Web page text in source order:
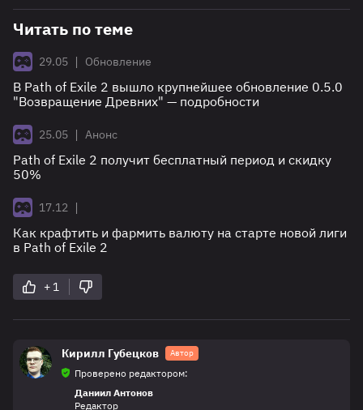
Читать по теме
29.05 | Обновление
В Path of Exile 2 вышло крупнейшее обновление 0.5.0
"Возвращение Древних" — подробности
25.05 | Анонс
Path of Exile 2 получит бесплатный период и скидку
50%
17.12 |
Как крафтить и фармить валюту на старте новой лиги
в Path of Exile 2
+ 1
Кирилл Губецков Автор
Проверено редактором:
Даниил Антонов
Редактор